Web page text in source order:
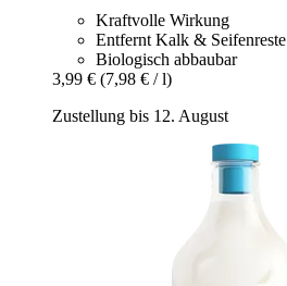
Kraftvolle Wirkung
Entfernt Kalk & Seifenreste
Biologisch abbaubar
3,99 € (7,98 € / l)
Zustellung bis 12. August